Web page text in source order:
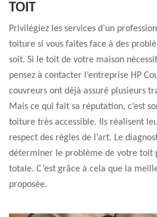
TOIT
Privilégiez les services d’un
toiture si vous faites face à des
soit. Si le toit de votre maison
pensez à contacter l’entreprise HP
couvreurs ont déjà assuré plusieurs
Mais ce qui fait sa réputation, c’est
toiture très accessible. Ils réalisent
respect des règles de l’art. Le
déterminer le problème de votre toit
totale. C’est grâce à cela que la
proposée.